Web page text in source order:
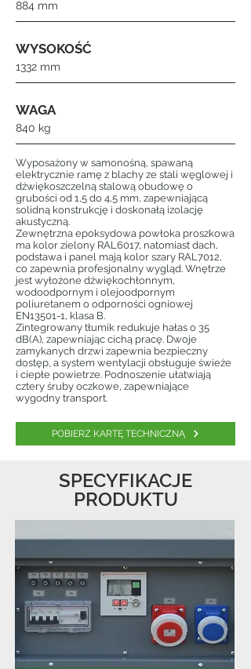
884 mm
WYSOKOŚĆ
1332 mm
WAGA
840 kg
Wyposażony w samonośną, spawaną
elektrycznie ramę z blachy ze stali węglowej i
dźwiękoszczelną stalową obudowę o
grubości od 1,5 do 4,5 mm, zapewniającą
solidną konstrukcję i doskonałą izolację
akustyczną.
Zewnętrzna epoksydowa powłoka proszkowa
ma kolor zielony RAL6017, natomiast dach,
podstawa i panel mają kolor szary RAL7012,
co zapewnia profesjonalny wygląd. Wnętrze
jest wyłożone dźwiękochłonnym,
wodoodpornym i olejoodpornym
poliuretanem o odporności ogniowej
EN13501-1, klasa B.
Zintegrowany tłumik redukuje hałas o 35
dB(A), zapewniając cichą pracę. Dwoje
zamykanych drzwi zapewnia bezpieczny
dostęp, a system wentylacji obsługuje świeże
i ciepłe powietrze. Podnoszenie ułatwiają
cztery śruby oczkowe, zapewniające
wygodny transport.
POBIERZ KARTĘ TECHNICZNĄ
SPECYFIKACJE
PRODUKTU